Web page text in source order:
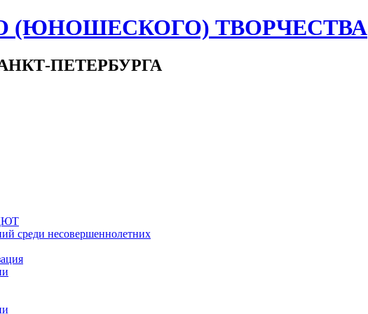
(ЮНОШЕСКОГО) ТВОРЧЕСТВА
ПЕТЕРБУРГА
среди несовершеннолетних